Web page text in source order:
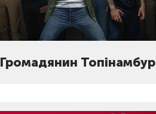
Громадянин Топінамбур